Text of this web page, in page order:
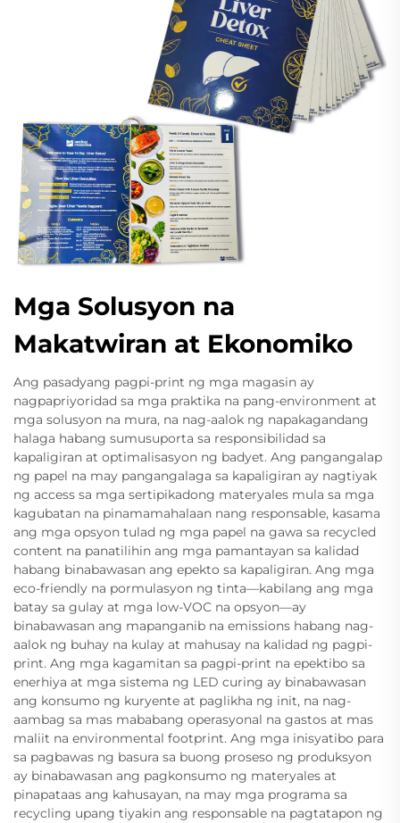
Mga Solusyon na
Makatwiran at Ekonomiko
Ang pasadyang pagpi-print ng mga magasin ay
nagpapriyoridad sa mga praktika na pang-environment at
mga solusyon na mura, na nag-aalok ng napakagandang
halaga habang sumusuporta sa responsibilidad sa
kapaligiran at optimalisasyon ng badyet. Ang pangangalap
ng papel na may pangangalaga sa kapaligiran ay nagtiyak
ng access sa mga sertipikadong materyales mula sa mga
kagubatan na pinamamahalaan nang responsable, kasama
ang mga opsyon tulad ng mga papel na gawa sa recycled
content na panatilihin ang mga pamantayan sa kalidad
habang binabawasan ang epekto sa kapaligiran. Ang mga
eco-friendly na pormulasyon ng tinta—kabilang ang mga
batay sa gulay at mga low-VOC na opsyon—ay
binabawasan ang mapanganib na emissions habang nag-
aalok ng buhay na kulay at mahusay na kalidad ng pagpi-
print. Ang mga kagamitan sa pagpi-print na epektibo sa
enerhiya at mga sistema ng LED curing ay binabawasan
ang konsumo ng kuryente at paglikha ng init, na nag-
aambag sa mas mababang operasyonal na gastos at mas
maliit na environmental footprint. Ang mga inisyatibo para
sa pagbawas ng basura sa buong proseso ng produksyon
ay binabawasan ang pagkonsumo ng materyales at
pinapataas ang kahusayan, na may mga programa sa
recycling upang tiyakin ang responsable na pagtatapon ng